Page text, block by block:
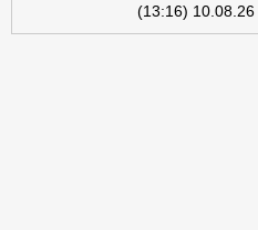
10.08.26 (13:16)